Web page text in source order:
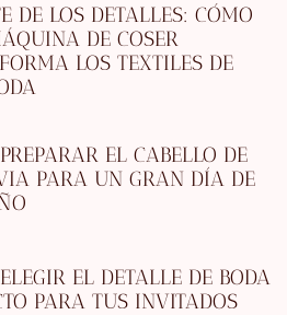
DE LOS DETALLES: CÓMO
DE COSER
LOS TEXTILES DE
EL CABELLO DE
PARA UN GRAN DÍA DE
EL DETALLE DE BODA
PARA TUS INVITADOS